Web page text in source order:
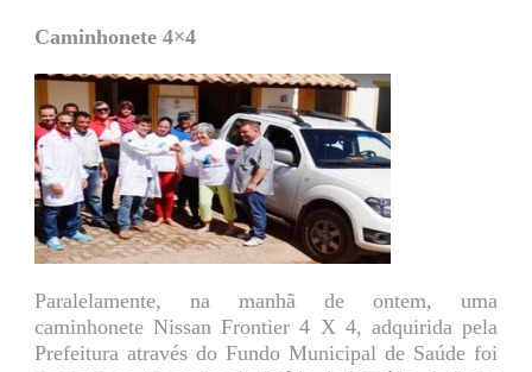
Caminhonete 4×4
Paralelamente, na manhã de ontem, uma
caminhonete Nissan Frontier 4 X 4, adquirida pela
Prefeitura através do Fundo Municipal de Saúde foi